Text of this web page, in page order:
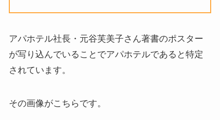
アパホテル社長・元谷芙美子さん著書のポスター
が写り込んでいることでアパホテルであると特定
されています。
その画像がこちらです。